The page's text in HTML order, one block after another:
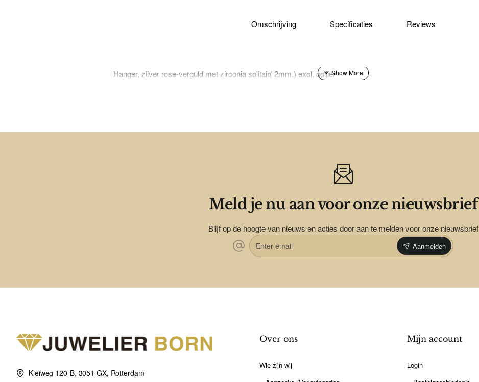
Omschrijving Specificaties Reviews
Hanger, zilver rose-verguld met zirconia solitair( 2mm.) excl. collier
Meld je nu aan voor onze nieuwsbrief
Blijf op de hoogte van nieuws en acties door aan te melden voor onze nieuwsbrief
Enter
email
Aanmelden
Kleiweg 120-B, 3051 GX, Rotterdam
Over ons
Wie zijn wij
Mijn account
Login